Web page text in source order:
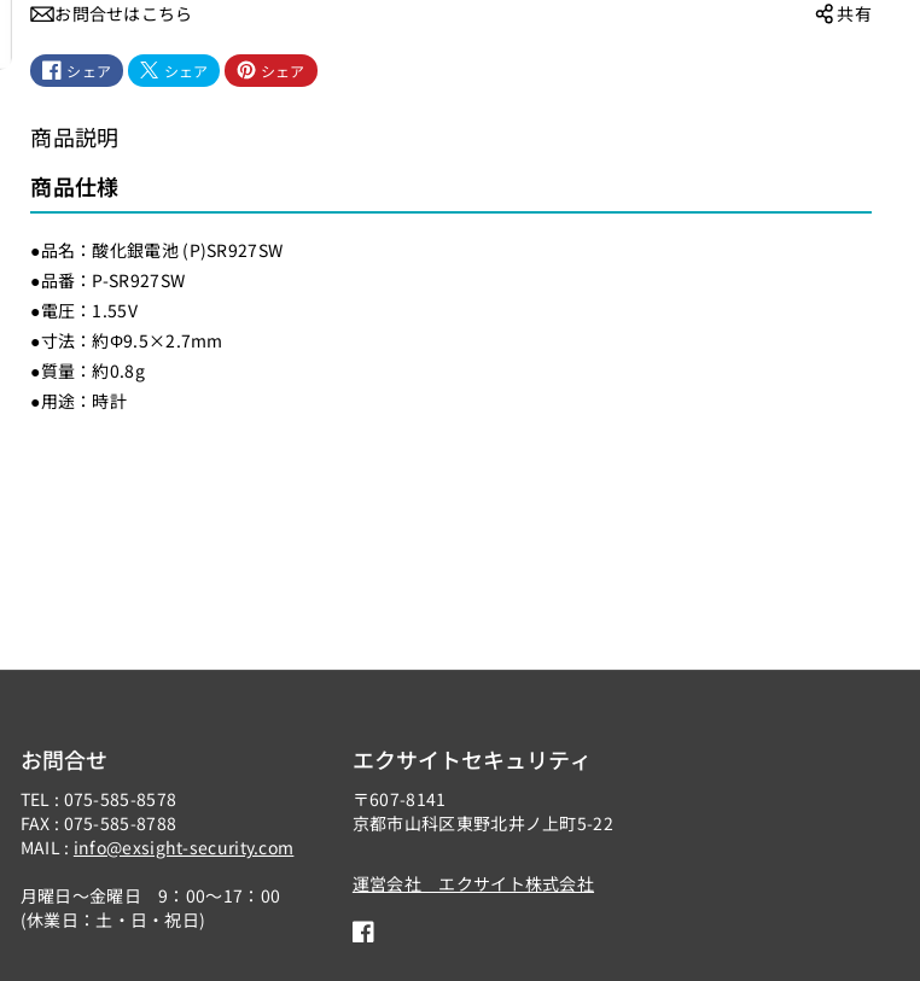
9
2
7
S
W
_
酸
化
銀
電
池
P
a
ソ
ニ
ッ
ク
の
数
9
2
7
酸
化
銀
電
池
P
ッ
ク
の
数
お問合せはこちら 共有
シェア シェア シェア
商品説明
商品仕様
●品名：酸化銀電池 (P)SR927SW
●品番：P-SR927SW
●電圧：1.55V
●寸法：約Φ9.5×2.7mm
●質量：約0.8g
●用途：時計
お問合せ
TEL : 075-585-8578
FAX : 075-585-8788
MAIL : info@exsight-security.com
月曜日～金曜日 9：00～17：00
(休業日：土・日・祝日)
エクサイトセキュリティ
〒607-8141
京都市山科区東野北井ノ上町5-22
運営会社 エクサイト株式会社
F